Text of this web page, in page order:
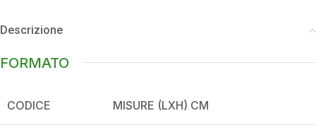
Descrizione
FORMATO
CODICE MISURE (LXH) CM